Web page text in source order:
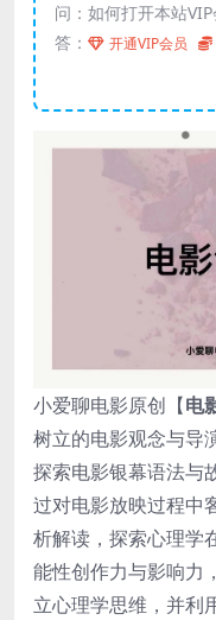
问：如何打开本站
答：
开通VIP会员
小爱聊电影原创【电
树立的电影观念与导
探索电影银幕语法与
过对电影放映过程中
析解读，探索心理学
能性创作力与影响力
立心理学思维，并利